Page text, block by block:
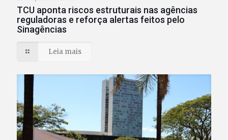
TCU aponta riscos estruturais nas agências
reguladoras e reforça alertas feitos pelo
Sinagências
Leia mais